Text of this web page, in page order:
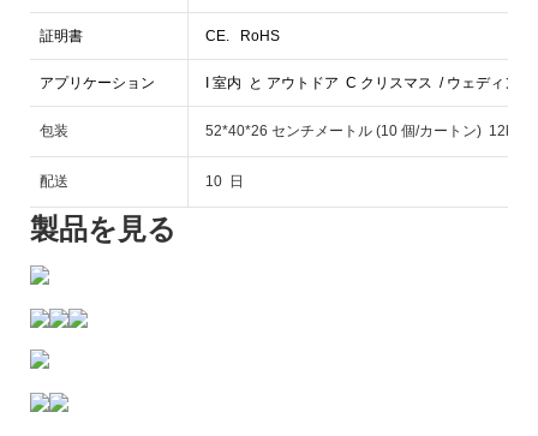
証明書 CE. RoHS
アプリケーション 室内 と アウトドア C クリスマス / ウェディン
包装 52*40*26 センチメートル (10 個/カートン) 12kg/
配送 10 日
製品を見る